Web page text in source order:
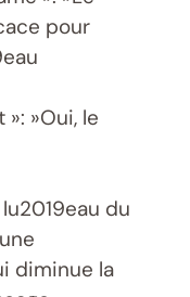
pour
»Oui, le
du
diminue la